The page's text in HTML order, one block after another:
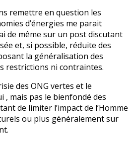
remettre en question les
d’énergies me parait
de même sur un post discutant
et, si possible, réduite des
la généralisation des
restrictions ni contraintes.
des ONG vertes et le
, mais pas le bienfondé des
de limiter l’impact de l’Homme
ou plus généralement sur